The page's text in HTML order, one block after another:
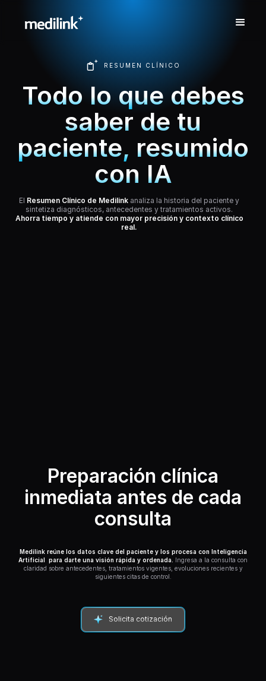
RESUMEN CLÍNICO
Todo lo que debes
saber de tu
paciente, resumido
con IA
El Resumen Clínico de Medilink analiza la historia del paciente y
sintetiza diagnósticos, antecedentes y tratamientos activos.
Ahorra tiempo y atiende con mayor precisión y contexto clínico
real.
Preparación clínica
inmediata antes de cada
consulta
Medilink reúne los datos clave del paciente y los procesa con Inteligencia
Artificial para darte una visión rápida y ordenada.
Ingresa a la consulta con
claridad sobre antecedentes, tratamientos vigentes, evoluciones recientes y
siguientes citas de control.
Solicita cotización